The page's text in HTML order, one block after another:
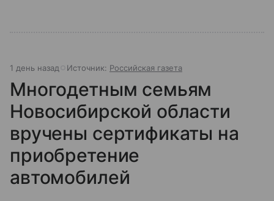
1 день назад Источник: Российская газета
Многодетным семьям
Новосибирской области
вручены сертификаты на
приобретение
автомобилей